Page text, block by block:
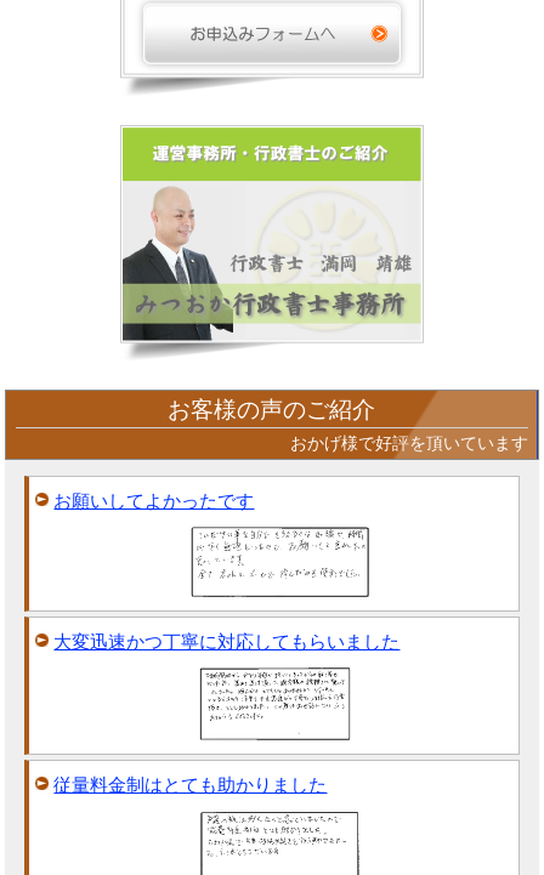
お客様の声のご紹介
おかげ様で好評を頂いています
お願いしてよかったです
大変迅速かつ丁寧に対応してもらいました
従量料金制はとても助かりました